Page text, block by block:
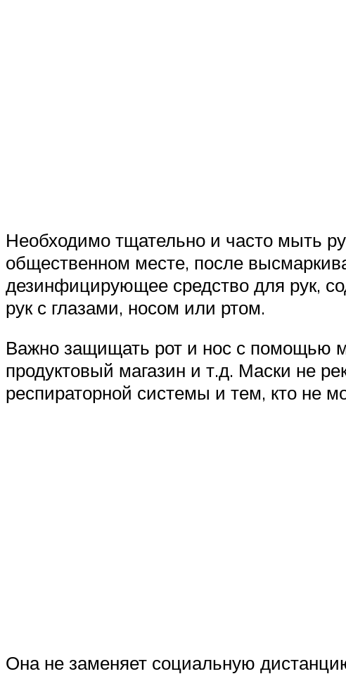
Необходимо тщательно и часто мыть
общественном месте, после
дезинфицирующее средство для рук,
рук с глазами, носом или ртом.
Важно защищать рот и нос с помощью
продуктовый магазин и т.д. Маски не
респираторной системы и тем, кто не
Она не заменяет социальную